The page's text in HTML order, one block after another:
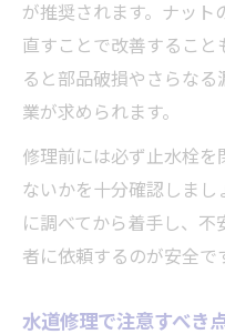
が推奨されます。ナット
直すことで改善すること
ると部品破損やさらな
業が求められます。
修理前には必ず止水栓
ないかを十分確認しまし
に調べてから着手し、
者に依頼するのが安全で
水道修理で注意すべき